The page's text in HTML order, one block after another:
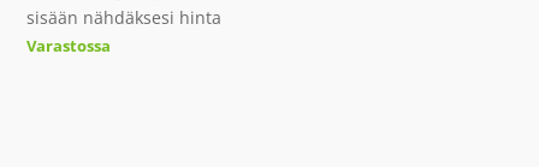
sisään nähdäksesi hinta
Varastossa